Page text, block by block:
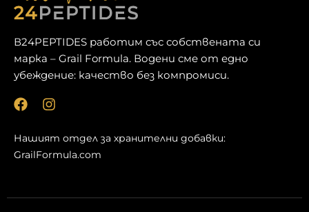
В24PEPTIDES работим със собствената си
марка – Grail Formula. Водени сме от едно
убеждение: качество без компромиси.
Ф
й
с
б
И
т
а
а
Нашият отдел за хранителни добавки:
GrailFormula.com